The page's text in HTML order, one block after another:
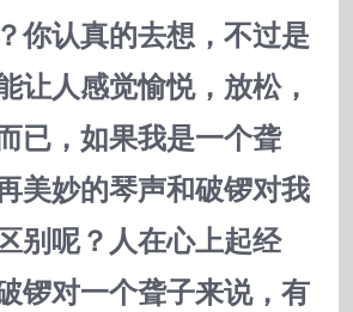
你认真的去想，不过是
让人感觉愉悦，放松，
已，如果我是一个聋
美妙的琴声和破锣对我
别呢？人在心上起经
锣对一个聋子来说，有